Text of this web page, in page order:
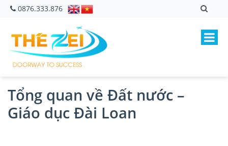
0876.333.876
Tổng quan về Đất nước –
Giáo dục Đài Loan